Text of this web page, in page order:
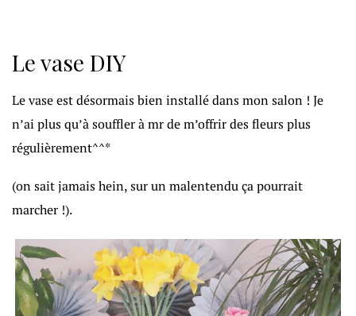
Le vase DIY
Le vase est désormais bien installé dans mon salon ! Je
n’ai plus qu’à souffler à mr de m’offrir des fleurs plus
régulièrement^^*
(on sait jamais hein, sur un malentendu ça pourrait
marcher !).